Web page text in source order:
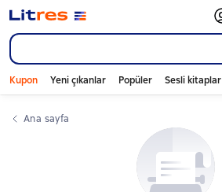
Kupon Yeni çıkanlar Popüler Sesli kitaplar
Ana sayfa
Слайдер с книгами